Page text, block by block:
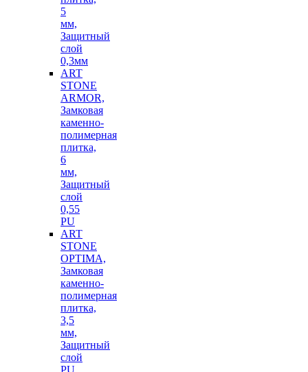
5
мм,
Защитный
слой
0,3мм
ART
STONE
ARMOR,
Замковая
каменно-
полимерная
плитка,
6
мм,
Защитный
слой
0,55
PU
ART
STONE
OPTIMA,
Замковая
каменно-
полимерная
плитка,
3,5
мм,
Защитный
слой
PU